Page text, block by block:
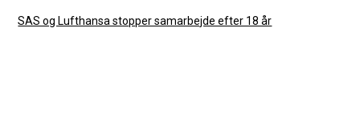
SAS og Lufthansa stopper samarbejde efter 18 år